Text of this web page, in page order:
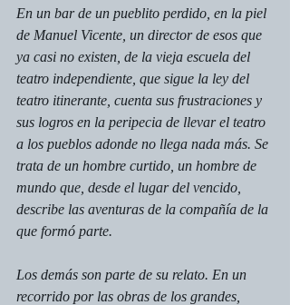
En un bar de un pueblito perdido, en la piel
de Manuel Vicente, un director de esos que
ya casi no existen, de la vieja escuela del
teatro independiente, que sigue la ley del
teatro itinerante, cuenta sus frustraciones y
sus logros en la peripecia de llevar el teatro
a los pueblos adonde no llega nada más. Se
trata de un hombre curtido, un hombre de
mundo que, desde el lugar del vencido,
describe las aventuras de la compañía de la
que formó parte.
Los demás son parte de su relato. En un
recorrido por las obras de los grandes,